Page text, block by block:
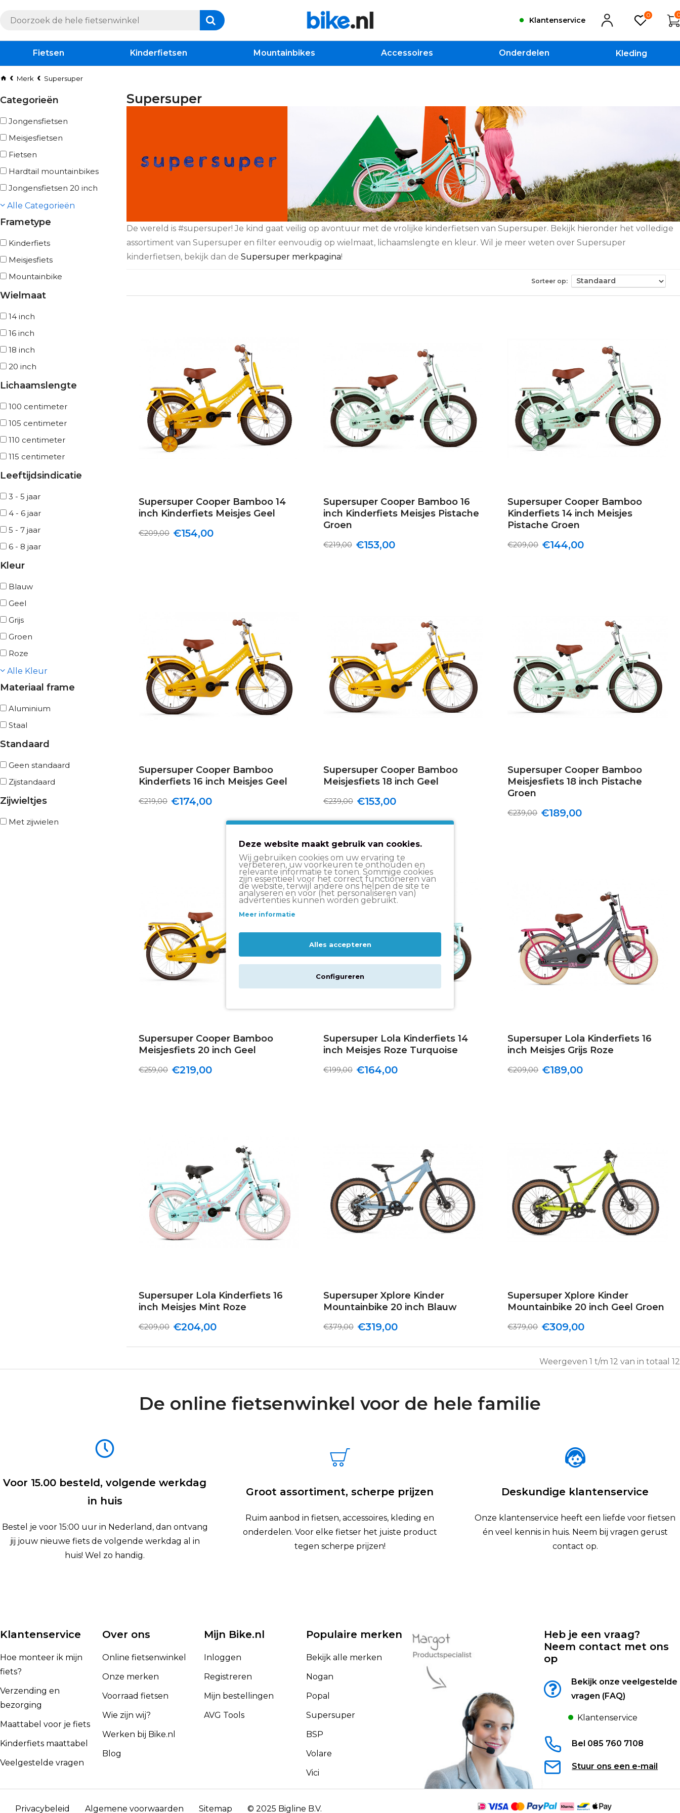
Klantenservice
0
Fietsen Kinderfietsen Mountainbikes Accessoires Onderdelen Kleding
Merk Supersuper
Categorieën
Jongensfietsen
Meisjesfietsen
Fietsen
Hardtail mountainbikes
Jongensfietsen 20 inch
Alle Categorieën
Lichaamslengte
100 centimeter
105 centimeter
110 centimeter
115 centimeter
Wielmaat
14 inch
16 inch
18 inch
20 inch
Leeftijdsindicatie
3 - 5 jaar
4 - 6 jaar
5 - 7 jaar
6 - 8 jaar
Materiaal frame
Aluminium
Staal
Kleur
Blauw
Geel
Grijs
Groen
Roze
Alle Kleur
Standaard
Geen standaard
Zijstandaard
Frametype
Kinderfiets
Meisjesfiets
Mountainbike
Zijwieltjes
Met zijwielen
Supersuper
De wereld is #supersuper! Je kind gaat veilig op avontuur met de vrolijke kinderfietsen van Supersuper. Bekijk hieronder het volledige
assortiment van Supersuper en filter eenvoudig op wielmaat, lichaamslengte en kleur. Wil je meer weten over Supersuper
kinderfietsen, bekijk dan de Supersuper merkpagina!
Sorteer op:
Supersuper Cooper Bamboo 14
inch Kinderfiets Meisjes Geel
€154,00
€209,00
Supersuper Cooper Bamboo 16
inch Kinderfiets Meisjes Pistache
Groen
€153,00
€219,00
Supersuper Cooper Bamboo
Kinderfiets 14 inch Meisjes
Pistache Groen
€144,00
€209,00
Supersuper Cooper Bamboo
Kinderfiets 16 inch Meisjes Geel
€174,00
€219,00
Supersuper Cooper Bamboo
Meisjesfiets 18 inch Geel
€153,00
€239,00
Supersuper Cooper Bamboo
Meisjesfiets 18 inch Pistache
Groen
€189,00
€239,00
Supersuper Cooper Bamboo
Meisjesfiets 20 inch Geel
€219,00
€259,00
Supersuper Lola Kinderfiets 14
inch Meisjes Roze Turquoise
€164,00
€199,00
Supersuper Lola Kinderfiets 16
inch Meisjes Grijs Roze
€189,00
€209,00
Supersuper Lola Kinderfiets 16
inch Meisjes Mint Roze
€204,00
€209,00
Supersuper Xplore Kinder
Mountainbike 20 inch Blauw
€319,00
€379,00
Supersuper Xplore Kinder
Mountainbike 20 inch Geel Groen
€309,00
€379,00
Weergeven 1 t/m 12 van in totaal 12
De online fietsenwinkel voor de hele familie
Voor 15.00 besteld, volgende werkdag
in huis
Bestel je voor 15:00 uur in Nederland, dan ontvang
jij jouw nieuwe fiets de volgende werkdag al in
huis! Wel zo handig.
Groot assortiment, scherpe prijzen
Ruim aanbod in fietsen, accessoires, kleding en
onderdelen. Voor elke fietser het juiste product
tegen scherpe prijzen!
Deskundige klantenservice
Onze klantenservice heeft een liefde voor fietsen
én veel kennis in huis. Neem bij vragen gerust
contact op.
Klantenservice
Hoe monteer ik mijn
fiets?
Verzending en
bezorging
Maattabel voor je fiets
Kinderfiets maattabel
Veelgestelde vragen
Over ons
Online fietsenwinkel
Onze merken
Voorraad fietsen
Wie zijn wij?
Werken bij Bike.nl
Blog
Mijn Bike.nl
Inloggen
Registreren
Mijn bestellingen
AVG Tools
Populaire merken
Bekijk alle merken
Nogan
Popal
Supersuper
BSP
Volare
Vici
Heb je een vraag?
Neem contact met ons
op
Bekijk onze veelgestelde
vragen (FAQ)
Klantenservice
Bel 085 760 7108
Stuur ons een e-mail
Privacybeleid Algemene voorwaarden Sitemap © 2025 Bigline B.V.
Deze website maakt gebruik van cookies.
Wij gebruiken cookies om uw ervaring te
verbeteren, uw voorkeuren te onthouden en
relevante informatie te tonen. Sommige cookies
zijn essentieel voor het correct functioneren van
de website, terwijl andere ons helpen de site te
analyseren en voor (het personaliseren van)
advertenties kunnen worden gebruikt.
Meer informatie
Alles accepteren
Configureren